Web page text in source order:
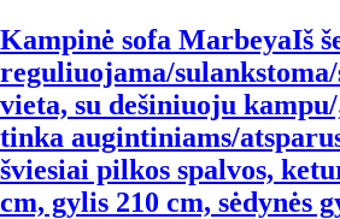
Kampinė sofa MarbeyaIš
reguliuojama/
vieta, su dešiniuoju
tinka augintiniams/
šviesiai pilkos spalvos,
cm, gylis 210 cm, sėdynės